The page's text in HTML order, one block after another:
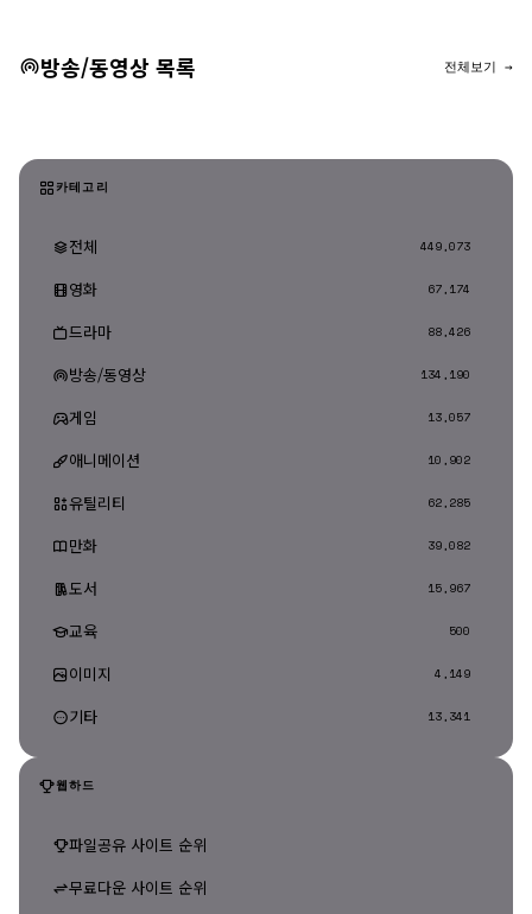
방송/동영상 목록 전체보기 →
카테고리
전체 449,073
영화 67,174
드라마 88,426
방송/동영상 134,190
게임 13,057
애니메이션 10,902
유틸리티 62,285
만화 39,082
도서 15,967
교육 500
이미지 4,149
기타 13,341
웹하드
파일공유 사이트 순위
무료다운 사이트 순위